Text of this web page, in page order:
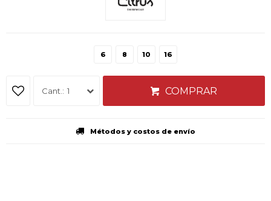
6 8 10 16
1 COMPRAR
Métodos y costos de envío